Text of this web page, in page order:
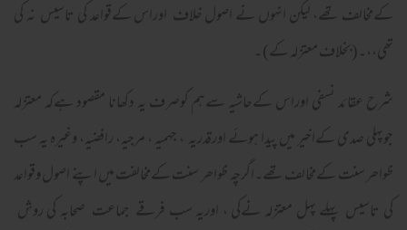
کےمخالف تھے، لیکن انہوں نے اصول خلاف اوراس کےقواعد کی تاسیس نہ کی
تھی،،۔(بخلاف معتزلہ کے) ۔
شرح عقائد نسفی اوراس کےحاشیہ سےہم کوصرف یہ دکھانا مقصود ہےکہ معتزلہ
جوپہلی صدی کےاخیر میں پیدا ہوئے اورقدریہ ، جہمیہ ، مرجیہ، رافضیہ، وغیرہ یہ سب
ظواھر سنت کےمخالف تھے۔اگرچہ ظواھر سنت کےمخالفت میں اپنے اصول وقواعد
کی تاسیس پہلے پہل معتزلہ نےکی ، اوریہ سب فرقے جماعت صحابہ کی روش